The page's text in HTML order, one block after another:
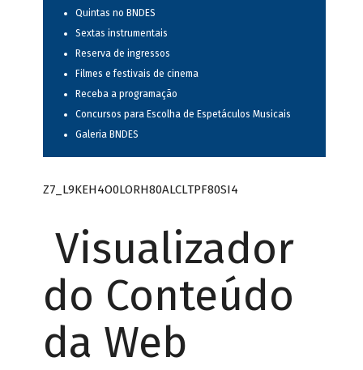
Quintas no BNDES
Sextas instrumentais
Reserva de ingressos
Filmes e festivais de cinema
Receba a programação
Concursos para Escolha de Espetáculos Musicais
Galeria BNDES
Z7_L9KEH4O0LORH80ALCLTPF80SI4
Visualizador
do Conteúdo
da Web